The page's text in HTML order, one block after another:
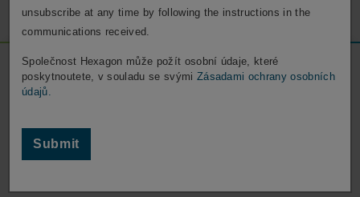
unsubscribe at any time by following the instructions in the
communications received.
Společnost Hexagon může požít osobní údaje, které
poskytnoutete, v souladu se svými Zásadami ochrany osobních
údajů.
Submit
Footer
Social